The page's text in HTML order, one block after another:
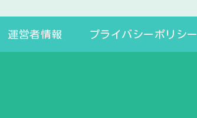
運営者情報 プライバシーポリシー